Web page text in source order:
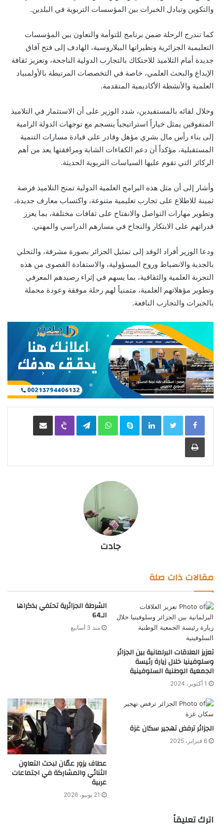
والتكوين وتبادل الخبرات بين المؤسسات التربوية في البلدين.
كما تندرج الرحلة ضمن برنامج للتوأمة والتعاون بين المؤسسات
التعليمية الجزائرية ونظيراتها البيلاروسية، الهادف إلى فتح آفاق
جديدة أمام التلاميذ للاحتكاك بالتجارب الدولية الناجحة، وتعزيز ثقافة
الإبداع والبحث العلمي، خاصة في التخصصات المرتبطة بالأولمبياد
العلمية والأنشطة الأكاديمية المتقدمة.
وخلال لقائه بالمستفيدين، شدد الوزير على أن الاستثمار في التلاميذ
المتفوقين يمثل خياراً استراتيجياً ينسجم مع توجهات الدولة الرامية
إلى بناء رأس مال بشري مؤهل وقادر على قيادة مسارات التنمية
المستقبلية، مؤكداً أن دعم الكفاءات الشابة ومرافقتها يعد من أهم
الركائز التي تقوم عليها السياسات التربوية الحديثة.
وأشار إلى أن مثل هذه البرامج العلمية الدولية تمنح التلاميذ فرصة
ثمينة للاطلاع على تجارب تعليمية متنوعة، واكتساب معارف جديدة،
وتطوير مهارات التواصل والانفتاح على ثقافات مختلفة، بما يعزز
قدراتهم على الابتكار والنجاح في مسارهم الدراسي والمهني.
ودعا الوزير أفراد الوفد إلى تمثيل الجزائر بصورة مشرفة، والتحلي
بالجدية والانضباط وروح المسؤولية، والاستفادة القصوى من هذه
التجربة العلمية والثقافية، بما يسهم في إثراء رصيدهم المعرفي
وتطوير مؤهلاتهم العلمية، متمنياً لهم رحلة موفقة وعودة محملة
بالخبرات والتجارب النافعة.
LinkedIn
Skype
WhatsApp
Telegram
Viber مشاركة عبر البريد
طباعة
جادت
مقالات ذات صلة
تعزيز العلاقات البرلمانية بين الجزائر
وسلوفينيا خلال زيارة رئيسة
الجمعية الوطنية السلوفينية
1 أكتوبر، 2024
الشرطة الجزائرية تحتفي بذكراها
الـ64
منذ 3 أسابيع
الجزائر ترفض تهجير سكان غزة
6 فبراير، 2025
عطاف يزور عمّان لبحث التعاون
الثنائي والمشاركة في اجتماعات
عربية
21 يونيو، 2026
اترك تعليقاً